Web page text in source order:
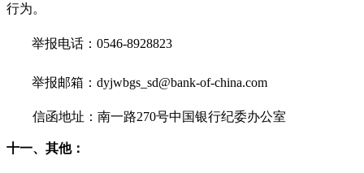
行为。
举报电话： 0546-8928823
举报邮箱： dyjwbgs_sd@bank-of-china.com
信函地址：南一路270号中国银行纪委办公室
十一、 其他：